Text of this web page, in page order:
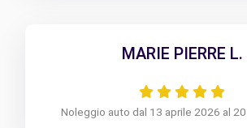
MARIE PIERRE L.
Noleggio auto dal 13 aprile 2026 al